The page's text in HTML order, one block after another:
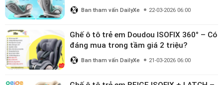
triệu
Ban tham vấn DailyXe 22-03-2026 06:00
Ghế ô tô trẻ em Doudou ISOFIX 360° – Có
đáng mua trong tầm giá 2 triệu?
Ban tham vấn DailyXe 21-03-2026 06:00